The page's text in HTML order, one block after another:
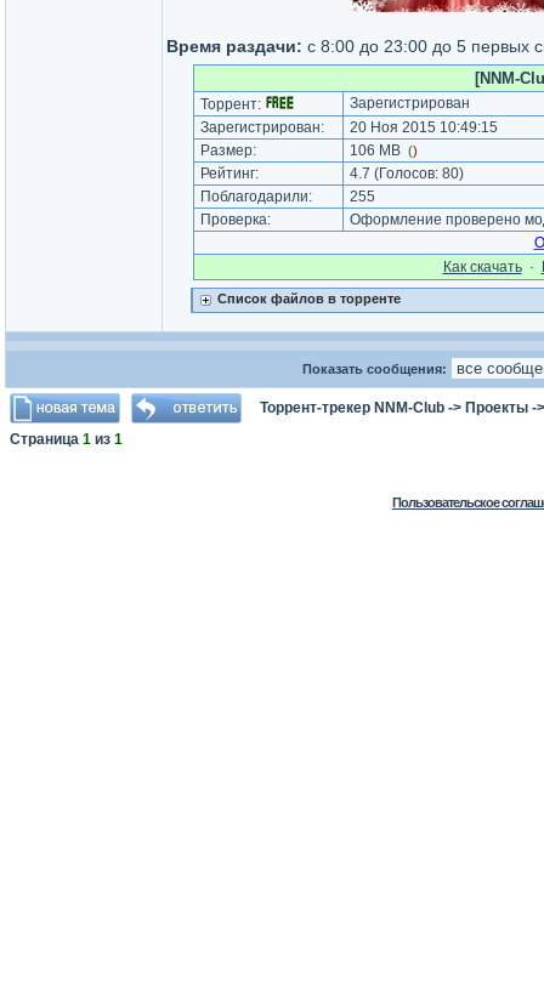
Время раздачи: с 8:00 до 23:00 до 5 первых
[NNM-
Торрент:
Зарегистрирован
Зарегистрирован:
20 Ноя 2015 10:49:15
Размер:
106 MB ()
Рейтинг: 4.7 (Голосов: 80)
Поблагодарили:
255
Проверка:
Оформление проверено
Как cкачать·
Список файлов в торренте
Показать сообщения:
Торрент-трекер NNM-Club -> Проекты -
Страница 1 из 1
Пользовательское